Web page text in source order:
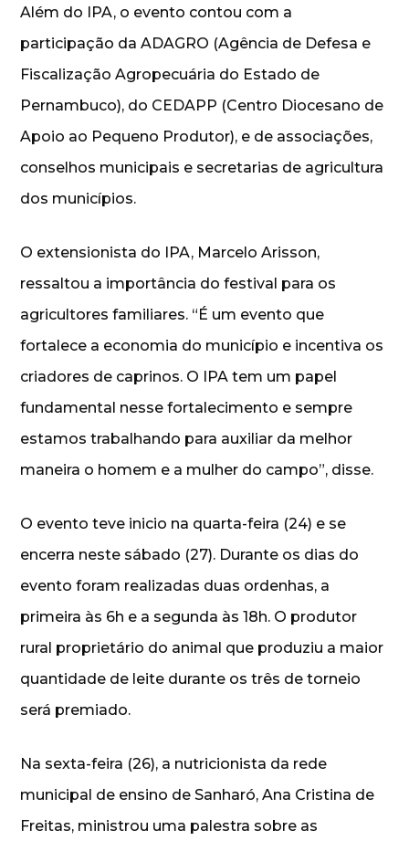
Além do IPA, o evento contou com a
participação da ADAGRO (Agência de Defesa e
Fiscalização Agropecuária do Estado de
Pernambuco), do CEDAPP (Centro Diocesano de
Apoio ao Pequeno Produtor), e de associações,
conselhos municipais e secretarias de agricultura
dos municípios.
O extensionista do IPA, Marcelo Arisson,
ressaltou a importância do festival para os
agricultores familiares. “É um evento que
fortalece a economia do município e incentiva os
criadores de caprinos. O IPA tem um papel
fundamental nesse fortalecimento e sempre
estamos trabalhando para auxiliar da melhor
maneira o homem e a mulher do campo”, disse.
O evento teve inicio na quarta-feira (24) e se
encerra neste sábado (27). Durante os dias do
evento foram realizadas duas ordenhas, a
primeira às 6h e a segunda às 18h. O produtor
rural proprietário do animal que produziu a maior
quantidade de leite durante os três de torneio
será premiado.
Na sexta-feira (26), a nutricionista da rede
municipal de ensino de Sanharó, Ana Cristina de
Freitas, ministrou uma palestra sobre as